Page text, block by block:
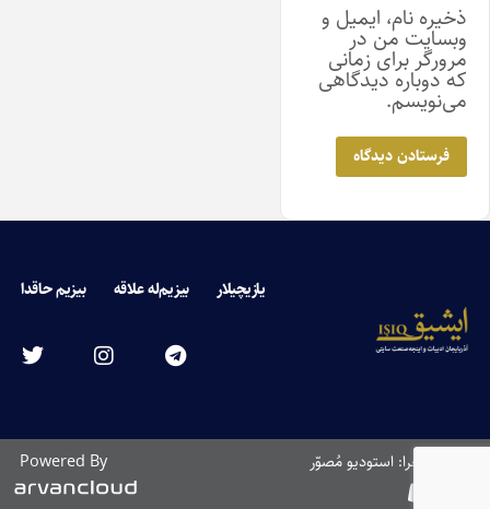
ذخیره نام، ایمیل و
وبسایت من در
مرورگر برای زمانی
که دوباره دیدگاهی
می‌نویسم.
یازیچیلار بیزیم‌له علاقه بیزیم حاقدا
طراحی و اجرا: استودیو مُصوّر Powered By